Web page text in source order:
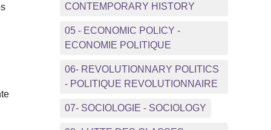
CONTEMPORARY HISTORY
05 - ECONOMIC POLICY -
ECONOMIE POLITIQUE
06- REVOLUTIONNARY POLITICS
- POLITIQUE REVOLUTIONNAIRE
07- SOCIOLOGIE - SOCIOLOGY